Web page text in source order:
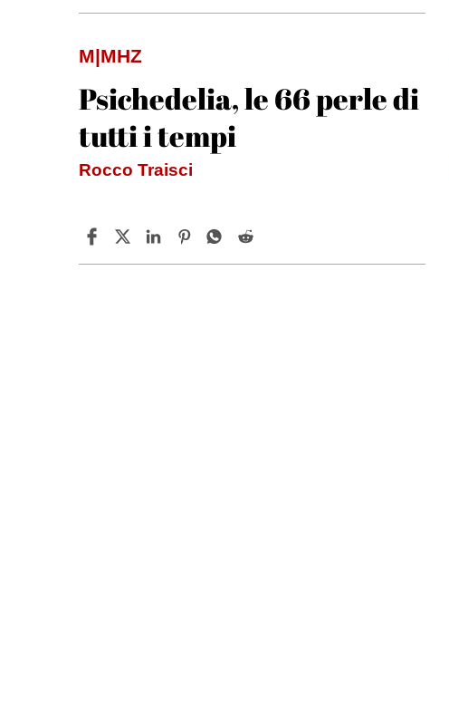
M|MHZ
Psichedelia, le 66 perle di
tutti i tempi
Rocco Traisci